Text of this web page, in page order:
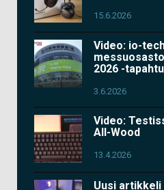
15.6.2026
Video: io-
2026 -
3.6.2026
Video:
All-Wood
13.4.2026
Uusi